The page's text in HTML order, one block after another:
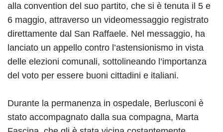
alla convention del suo partito, che si è tenuta il 5 e
6 maggio, attraverso un videomessaggio registrato
direttamente dal San Raffaele. Nel messaggio, ha
lanciato un appello contro l’astensionismo in vista
delle elezioni comunali, sottolineando l’importanza
del voto per essere buoni cittadini e italiani.
Durante la permanenza in ospedale, Berlusconi è
stato accompagnato dalla sua compagna, Marta